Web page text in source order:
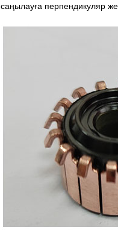
саңылауға перпендикуляр